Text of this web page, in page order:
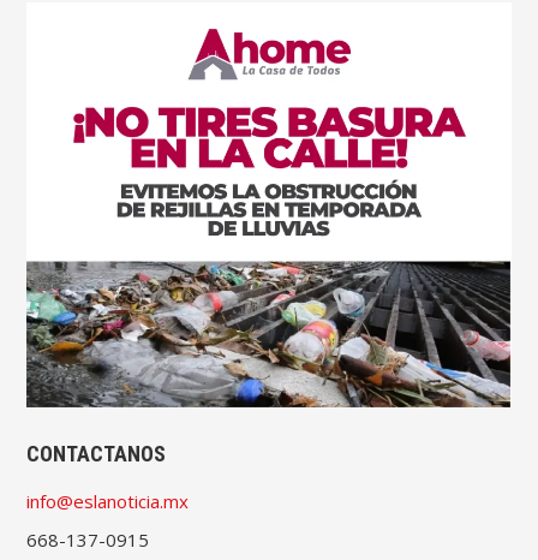
CONTACTANOS
info@eslanoticia.mx
668-137-0915